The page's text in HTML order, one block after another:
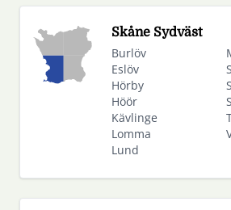
Skåne Sydväst
Burlöv
Eslöv
Hörby
Höör
Kävlinge
Lomma
Lund